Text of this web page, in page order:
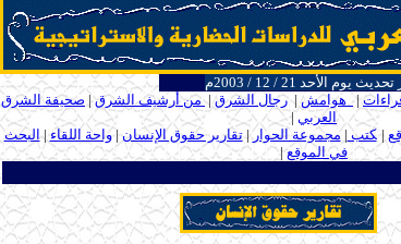
يوم الأحد 21 / 12 / 2003م
|هوامش |رجال الشرق | من أرشيف الشرق| صحيفة الشرق
العربي |ـ
| ـكتب |مجموعة الحوار|تقارير حقوق الإنسان |واحة اللقاء|البحث
في الموقع| ـ